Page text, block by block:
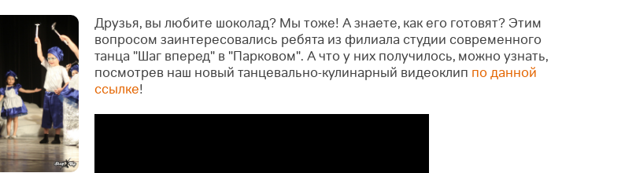
Друзья, вы любите шоколад? Мы тоже! А знаете, как его готовят? Этим
вопросом заинтересовались ребята из филиала студии современного
танца "Шаг вперед" в "Парковом". А что у них получилось, можно узнать,
посмотрев наш новый танцевально-кулинарный видеоклип по данной
ссылке!